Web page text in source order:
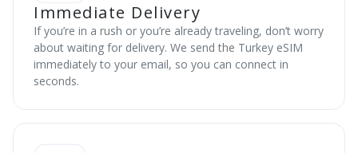
Immediate Delivery
If you’re in a rush or you’re already traveling, don’t worry
about waiting for delivery. We send the Turkey eSIM
immediately to your email, so you can connect in
seconds.